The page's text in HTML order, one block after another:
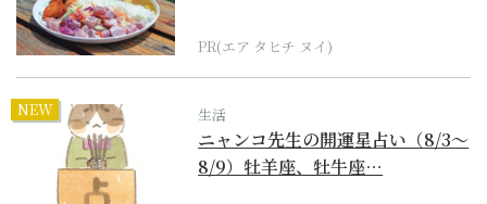
PR(エア タヒチ ヌイ)
NEW 生活
ニャンコ先生の開運星占い（8/3～
8/9）牡羊座、牡牛座…